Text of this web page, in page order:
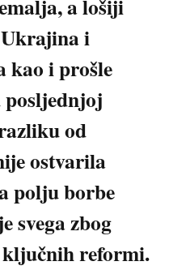
a lošiji
i
kao i prošle
posljednjoj
od
ostvarila
polju borbe
svega zbog
reformi.